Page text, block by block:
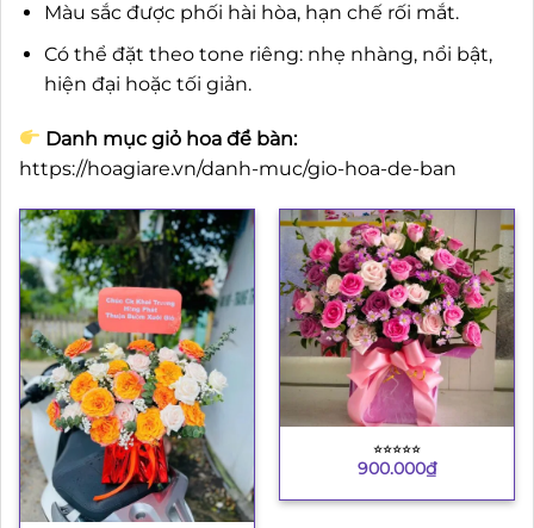
Màu sắc được phối hài hòa, hạn chế rối mắt.
Có thể đặt theo tone riêng: nhẹ nhàng, nổi bật,
hiện đại hoặc tối giản.
Danh mục giỏ hoa để bàn:
https://hoagiare.vn/danh-muc/gio-hoa-de-ban
⭐︎⭐︎⭐︎⭐︎⭐︎
900.000₫